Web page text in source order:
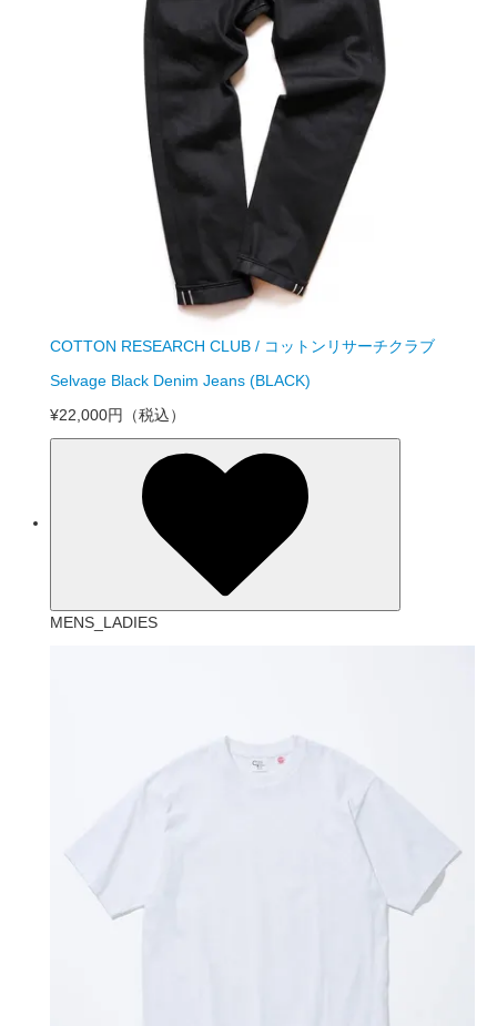
COTTON RESEARCH CLUB / コットンリサーチクラブ
Selvage Black Denim Jeans (BLACK)
¥22,000円
（税込）
MENS_LADIES